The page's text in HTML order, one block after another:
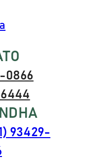
0866
6444
93429-